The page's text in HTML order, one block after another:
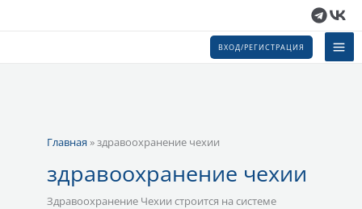
ВХОД/РЕГИСТРАЦИЯ
Главная »здравоохранение чехии
здравоохранение чехии
Здравоохранение Чехии строится на системе